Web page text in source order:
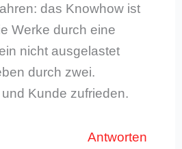
das Knowhow ist
Werke durch eine
nicht ausgelastet
durch zwei.
Kunde zufrieden.
Antworten